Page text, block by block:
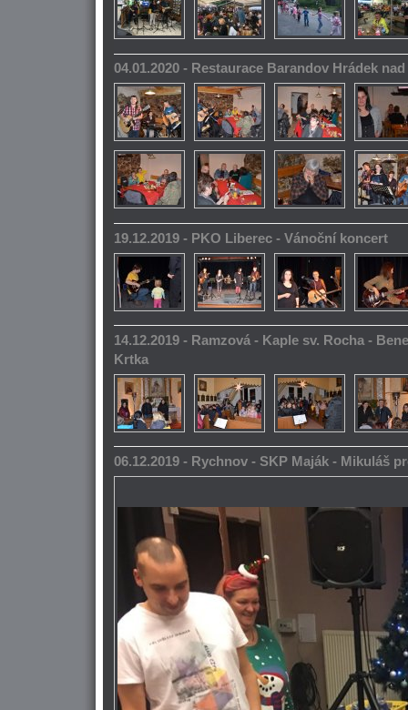
04.01.2020 - Restaurace Barandov Hrádek
19.12.2019 - PKO Liberec - Vánoční koncert
14.12.2019 - Ramzová - Kaple sv. Rocha -
Krtka
06.12.2019 - Rychnov - SKP Maják - Mikuláš